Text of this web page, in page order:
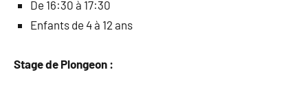
De 16:30 à 17:30
Enfants de 4 à 12 ans
Stage de Plongeon :